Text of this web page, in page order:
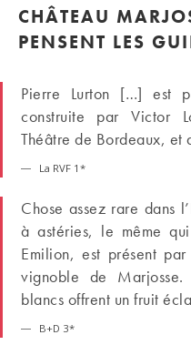
CHÂTEAU
PENSENT LES
Pierre Lurton […] est
construite par Victor
Théâtre de Bordeaux, et
La RVF 1*
Chose assez rare dans
à astéries, le même
Emilion, est présent
vignoble de
blancs offrent un fruit
B+D 3*